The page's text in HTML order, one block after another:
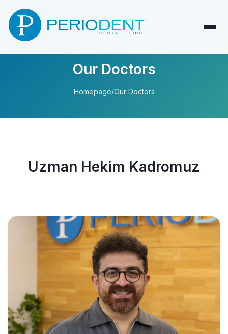
Our Doctors
Homepage/Our Doctors
Uzman Hekim Kadromuz